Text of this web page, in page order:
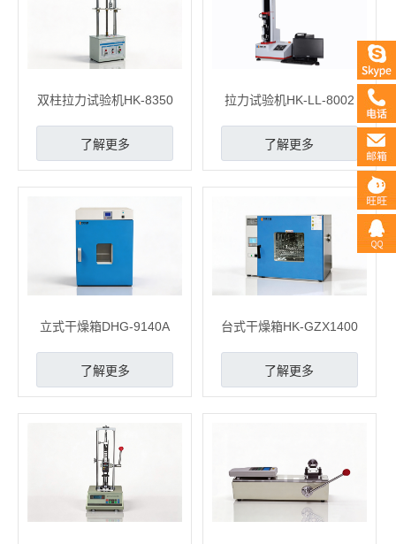
双柱拉力试验机HK-8350
了解更多
拉力试验机HK-LL-8002
了解更多
立式干燥箱DHG-9140A
了解更多
台式干燥箱HK-GZX1400
了解更多